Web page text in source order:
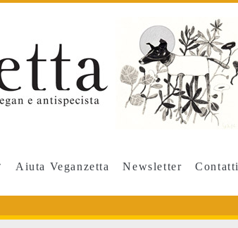
Aiuta Veganzetta Newsletter Contatti